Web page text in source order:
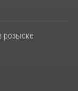
розыске